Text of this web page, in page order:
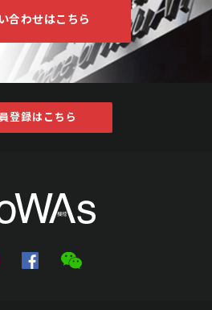
合わせはこちら
登録はこちら